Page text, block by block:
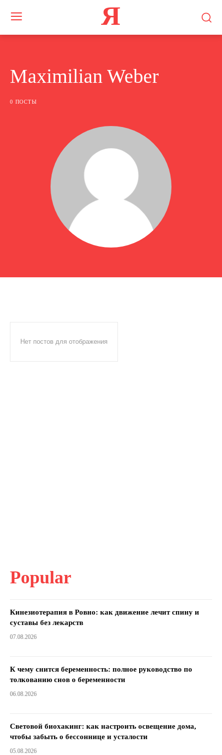
Я
Maximilian Weber
0 ПОСТЫ
Нет постов для отображения
Popular
Кинезиотерапия в Ровно: как движение лечит спину и
суставы без лекарств
07.08.2026
К чему снится беременность: полное руководство по
толкованию снов о беременности
06.08.2026
Световой биохакинг: как настроить освещение дома,
чтобы забыть о бессоннице и усталости
05.08.2026